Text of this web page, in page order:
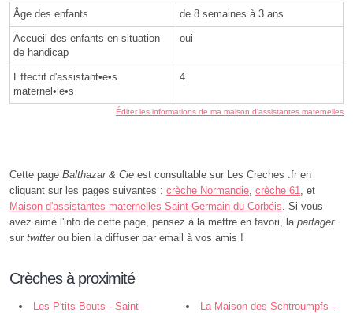
Âge des enfants de 8 semaines à 3 ans
Accueil des enfants en situation
de handicap
oui
Effectif d'assistant•e•s
maternel•le•s
4
Éditer les informations de ma maison d'assistantes maternelles
Cette page Balthazar & Cie est consultable sur Les Creches .fr en
cliquant sur les pages suivantes : crèche Normandie, crèche 61, et
Maison d'assistantes maternelles Saint-Germain-du-Corbéis. Si vous
avez aimé l'info de cette page, pensez à la mettre en favori, la partager
sur twitterou bien la diffuser par email à vos amis !
Crèches à proximité
Les P'tits Bouts - Saint- La Maison des Schtroumpfs -